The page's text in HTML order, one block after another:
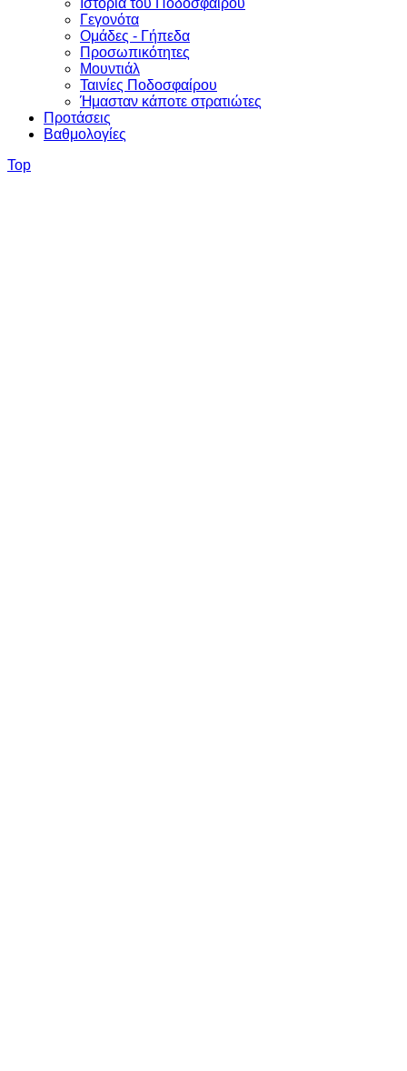
Ιστορία του Ποδοσφαίρου
Γεγονότα
Ομάδες - Γήπεδα
Προσωπικότητες
Μουντιάλ
Ταινίες Ποδοσφαίρου
Ήμασταν κάποτε στρατιώτες
Προτάσεις
Βαθμολογίες
Top